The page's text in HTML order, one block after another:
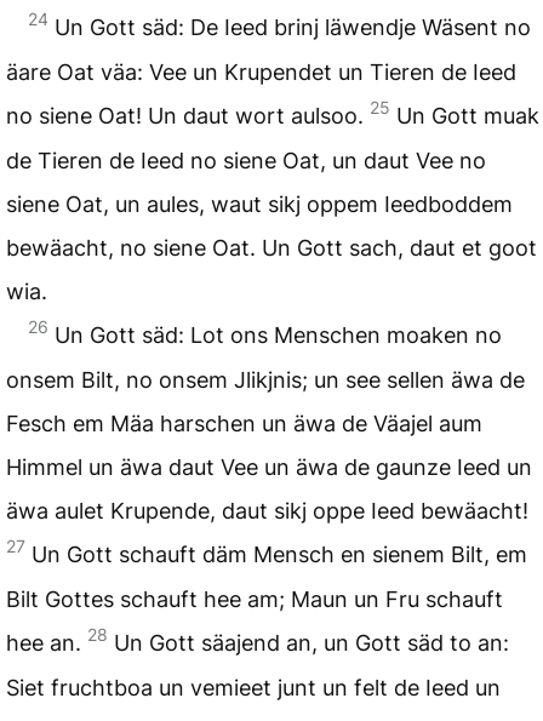
24 Un Gott säd: De Ieed brinj läwendje Wäsent no
äare Oat väa: Vee un Krupendet un Tieren de Ieed
no siene Oat! Un daut wort aulsoo. 25 Un Gott muak
de Tieren de Ieed no siene Oat, un daut Vee no
siene Oat, un aules, waut sikj oppem Ieedboddem
bewäacht, no siene Oat. Un Gott sach, daut et goot
wia.
26 Un Gott säd: Lot ons Menschen moaken no
onsem Bilt, no onsem Jlikjnis; un see sellen äwa de
Fesch em Mäa harschen un äwa de Väajel aum
Himmel un äwa daut Vee un äwa de gaunze Ieed un
äwa aulet Krupende, daut sikj oppe Ieed bewäacht!
27 Un Gott schauft däm Mensch en sienem Bilt, em
Bilt Gottes schauft hee am; Maun un Fru schauft
hee an. 28 Un Gott säajend an, un Gott säd to an:
Siet fruchtboa un vemieet junt un felt de Ieed un